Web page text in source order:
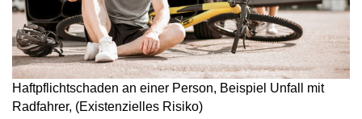
Haftpflichtschaden an einer Person, Beispiel Unfall mit
Radfahrer, (Existenzielles Risiko)